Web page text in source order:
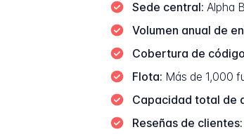
Sede central: Alpha
Volumen anual de
Cobertura de
Flota: Más de 1,000
Capacidad total de
Reseñas de clientes: